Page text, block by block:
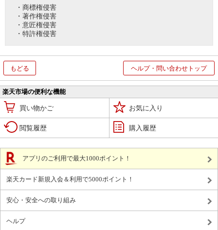
・商標権侵害
・著作権侵害
・意匠権侵害
・特許権侵害
もどる ヘルプ・問い合わせトップ
楽天市場の便利な機能
買い物かご お気に入り
閲覧履歴 購入履歴
アプリのご利用で最大1000ポイント！
楽天カード新規入会＆利用で5000ポイント！
安心・安全への取り組み
ヘルプ